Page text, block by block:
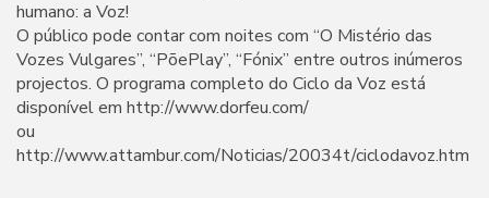
humano: a Voz!
O público pode contar com noites com “O Mistério das
Vozes Vulgares”, “PõePlay”, “Fónix” entre outros inúmeros
projectos. O programa completo do Ciclo da Voz está
disponível em http://www.dorfeu.com/
ou
http://www.attambur.com/Noticias/20034t/ciclodavoz.htm